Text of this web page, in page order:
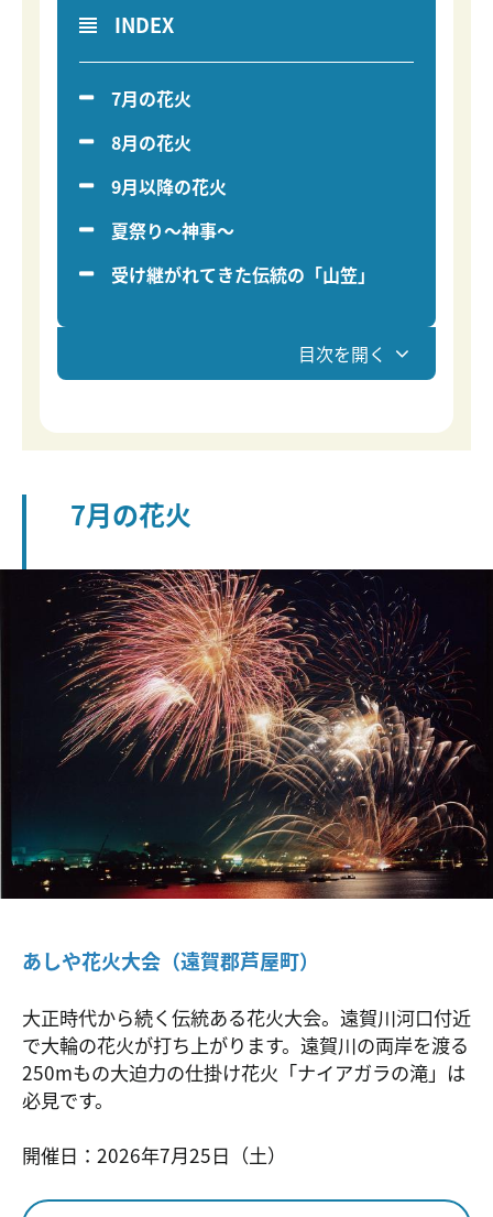
目次を開く
INDEX
7月の花火
8月の花火
9月以降の花火
夏祭り～神事～
受け継がれてきた伝統の「山笠」
7月の花火
あしや花火大会（遠賀郡芦屋町）
大正時代から続く伝統ある花火大会。遠賀川河口付近
で大輪の花火が打ち上がります。遠賀川の両岸を渡る
250mもの大迫力の仕掛け花火「ナイアガラの滝」は
必見です。
開催日：2026年7月25日（土）